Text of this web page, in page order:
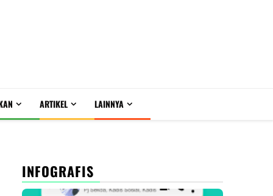
ARTIKEL LAINNYA
INFOGRAFIS